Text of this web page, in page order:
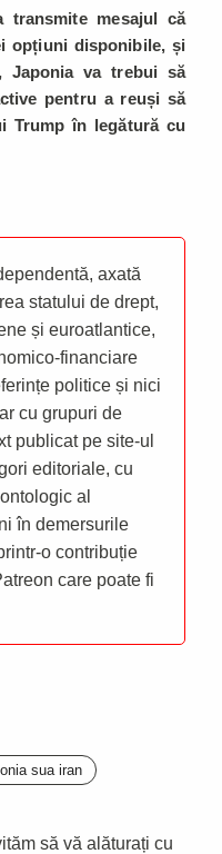
transmite mesajul că
opțiuni disponibile, și
Japonia va trebui să
pentru a reuși să
Trump în legătură cu
axată
statului de drept,
și euroatlantice,
financiare
politice și nici
cu grupuri de
publicat pe site-ul
editoriale, cu
al
în demersurile
o contribuție
care poate fi
sua iran
să vă alăturați cu